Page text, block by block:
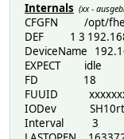
Internals (xx -
CFGFN /opt/
DEF 1 3
DeviceName
EXPECT idle
FD 18
FUUID
IODev
Interval 3